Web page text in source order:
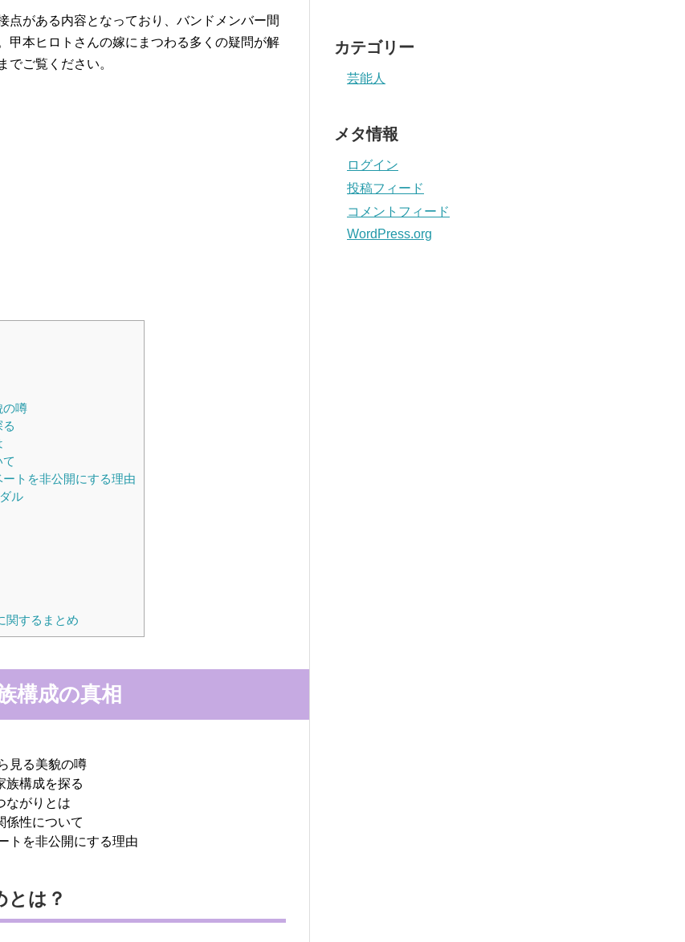
点がある内容となっており、バンドメンバー間
甲本ヒロトさんの嫁にまつわる多くの疑問が解
でご覧ください。
の噂
トを非公開にする理由
ル
関するまとめ
構成の真相
見る美貌の噂
族構成を探る
ながりとは
係性について
トを非公開にする理由
とは？
カテゴリー
芸能人
メタ情報
ログイン
投稿フィード
コメントフィード
WordPress.org